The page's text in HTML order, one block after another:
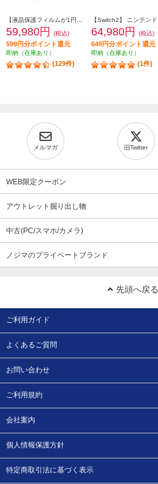
【液晶保護フィルムが1円で購入できる！】 【Switch2】 ニンテンドースイッチ2本体（日本語・国内専用）
59,980円 (税込)
599円分ポイント還元
即納（在庫あり）
(129件)
64,980円 (税込)
649円分ポイント還元
即納（在庫あり）
(1件)
メルマガ 旧Twitter
WEB限定クーポン
アウトレット掘り出し物
中古(PC/スマホ/カメラ)
ノジマのプライベートブランド
先頭へ戻る
ご利用ガイド
よくあるご質問
お問い合わせ
ご利用規約
会社案内
個人情報保護方針
特定商取引法に基づく表示